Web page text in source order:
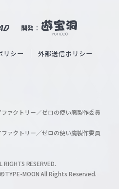
開発：
a
リシー 外部送信ポリシー
ァクトリー／ゼロの使い魔製作委員
ァクトリー／ゼロの使い魔製作委員
RESERVED.
MOON All Rights Reserved.